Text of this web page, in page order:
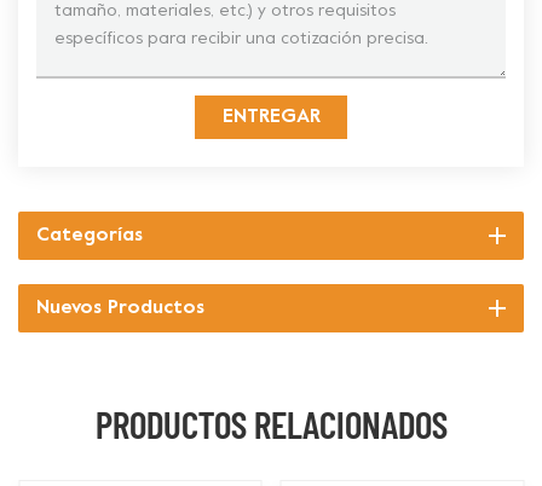
ENTREGAR
Categorías
Nuevos Productos
PRODUCTOS RELACIONADOS